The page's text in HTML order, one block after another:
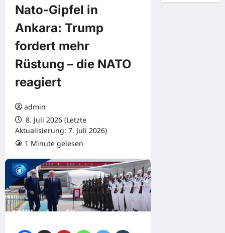
Nato-Gipfel in
Ankara: Trump
fordert mehr
Rüstung – die NATO
reagiert
admin
8. Juli 2026 (Letzte
Aktualisierung: 7. Juli 2026)
1 Minute gelesen